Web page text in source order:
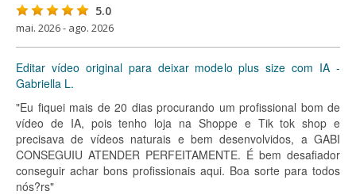
5.0
mai. 2026 - ago. 2026
Editar vídeo original para deixar modelo plus size com IA -
Gabriella L.
"Eu fiquei mais de 20 dias procurando um profissional bom de
vídeo de IA, pois tenho loja na Shoppe e Tik tok shop e
precisava de vídeos naturais e bem desenvolvidos, a GABI
CONSEGUIU ATENDER PERFEITAMENTE. É bem desafiador
conseguir achar bons profissionais aqui. Boa sorte para todos
nós?rs"